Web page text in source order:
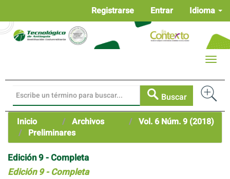
Contenido
principal
Idioma
Registrarse Entrar
Buscar
Toggle
Inicio Archivos
Vol. 6 Núm. 9 (2018)
Preliminares
Edición 9 - Completa
Edición 9 - Completa